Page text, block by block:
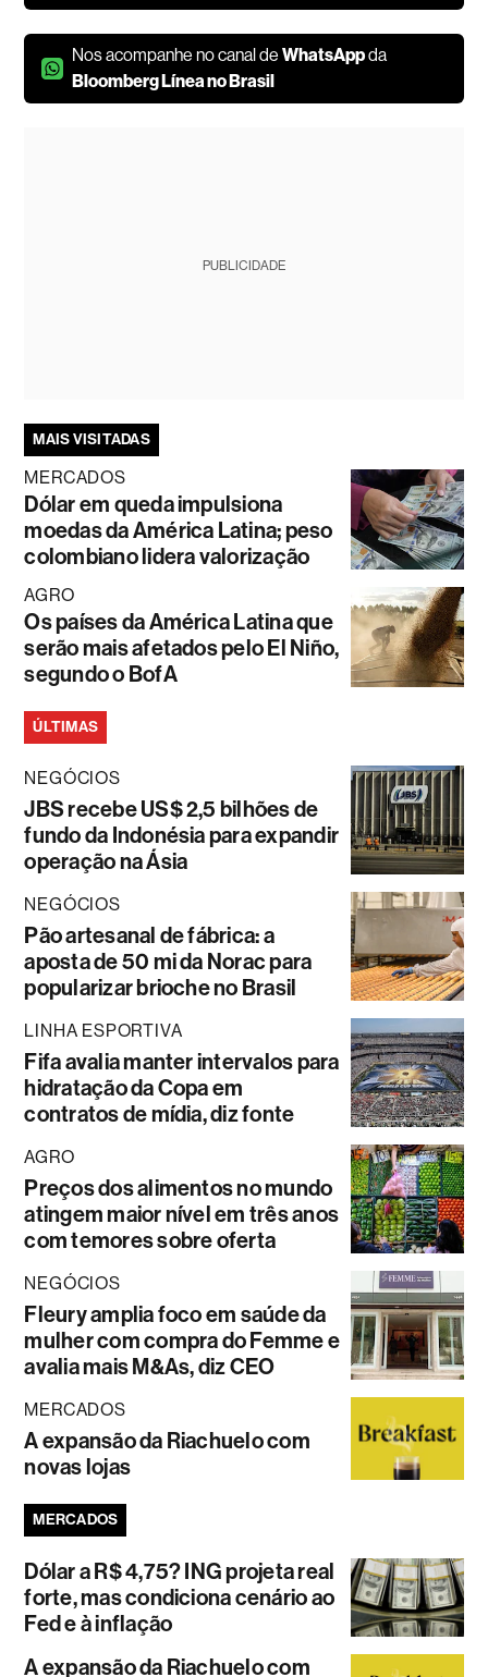
Nos acompanhe no canal deWhatsAppda
Bloomberg Línea no Brasil
PUBLICIDADE
MAIS VISITADAS
MERCADOS
Dólar em queda impulsiona
moedas da América Latina; peso
colombiano lidera valorização
AGRO
Os países da América Latina que
serão mais afetados pelo El Niño,
segundo o BofA
ÚLTIMAS
NEGÓCIOS
JBS recebe US$ 2,5 bilhões de
fundo da Indonésia para expandir
operação na Ásia
NEGÓCIOS
Pão artesanal de fábrica: a
aposta de 50 mi da Norac para
popularizar brioche no Brasil
LINHA ESPORTIVA
Fifa avalia manter intervalos para
hidratação da Copa em
contratos de mídia, diz fonte
AGRO
Preços dos alimentos no mundo
atingem maior nível em três anos
com temores sobre oferta
NEGÓCIOS
Fleury amplia foco em saúde da
mulher com compra do Femme e
avalia mais M&As, diz CEO
MERCADOS
A expansão da Riachuelo com
novas lojas
MERCADOS
Dólar a R$ 4,75? ING projeta real
forte, mas condiciona cenário ao
Fed e à inflação
A expansão da Riachuelo com